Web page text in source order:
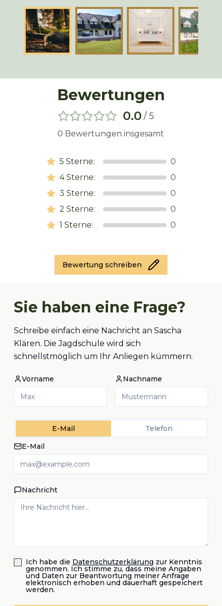
Bewertungen
0.0 / 5
0 Bewertungen insgesamt
5 Sterne:
0
4Sterne:
0
3 Sterne:
0
2 Sterne:
0
1 Sterne: 0
Bewertung schreiben
Sie haben eine Frage?
Schreibe einfach eine Nachricht an Sascha
Klären. Die Jagdschule wird sich
schnellstmöglich um Ihr Anliegen kümmern.
Vorname Nachname
E-Mail
Telefon
E-Mail
Nachricht
Ich habe die Datenschutzerklärung zur Kenntnis
genommen. Ich stimme zu, dass meine Angaben
und Daten zur Beantwortung meiner Anfrage
elektronisch erhoben und dauerhaft gespeichert
werden.